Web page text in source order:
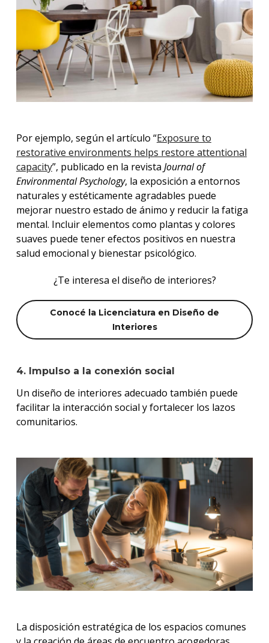
Por ejemplo, según el artículo “Exposure to
restorative environments helps restore attentional
capacity”, publicado en la revista Journal of
Environmental Psychology, la exposición a entornos
naturales y estéticamente agradables puede
mejorar nuestro estado de ánimo y reducir la fatiga
mental. Incluir elementos como plantas y colores
suaves puede tener efectos positivos en nuestra
salud emocional y bienestar psicológico.
¿Te interesa el diseño de interiores?
Conocé la Licenciatura en Diseño de
Interiores
4. Impulso a la conexión social
Un diseño de interiores adecuado también puede
facilitar la interacción social y fortalecer los lazos
comunitarios.
La disposición estratégica de los espacios comunes